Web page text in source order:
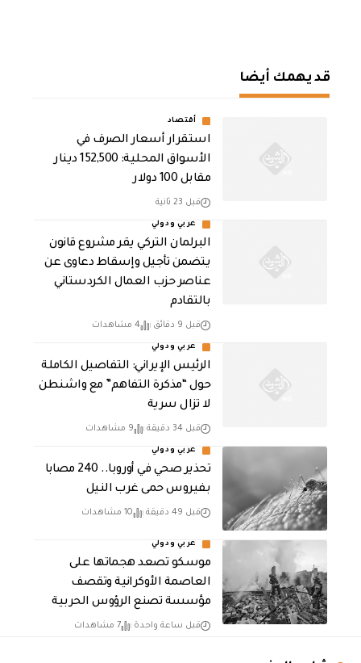
قد يهمك أيضا
أقتصاد
استقرار أسعار الصرف في
الأسواق المحلية: 152,500 دينار
مقابل 100 دولار
قبل 23 ثانية
عربي ودولي
البرلمان التركي يقر مشروع قانون
يتضمن تأجيل وإسقاط دعاوى عن
عناصر حزب العمال الكردستاني
بالتقادم
قبل 9 دقائق 4 مشاهدات
عربي ودولي
الرئيس الإيراني: التفاصيل الكاملة
حول “مذكرة التفاهم” مع واشنطن
لا تزال سرية
قبل 34 دقيقة 9 مشاهدات
عربي ودولي
تحذير صحي في أوروبا.. 240 مصابا
بفيروس حمى غرب النيل
قبل 49 دقيقة 10 مشاهدات
عربي ودولي
موسكو تصعد هجماتها على
العاصمة الأوكرانية وتقصف
مؤسسة تصنع الرؤوس الحربية
قبل ساعة واحدة 7 مشاهدات